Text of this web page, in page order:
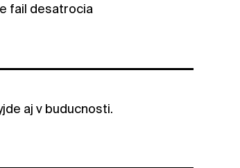
fail desatrocia
aj v buducnosti.